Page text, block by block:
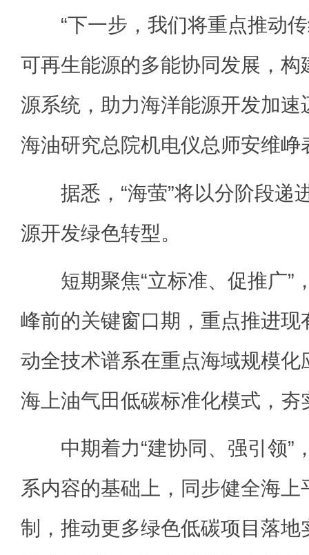
“下一步，我们将重点推动传
可再生能源的多能协同发展，构
源系统，助力海洋能源开发加速
海油研究总院机电仪总师安维峥
据悉，“海萤”将以分阶段递
源开发绿色转型。
短期聚焦“立标准、促推广”
峰前的关键窗口期，重点推进现
动全技术谱系在重点海域规模化
海上油气田低碳标准化模式，夯
中期着力“建协同、强引领”
系内容的基础上，同步健全海
制，推动更多绿色低碳项目落地